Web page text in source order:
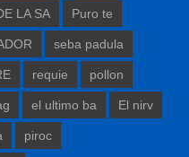
LA SA Puro te
seba padula
requie pollon
el ultimo ba El nirv
piroc